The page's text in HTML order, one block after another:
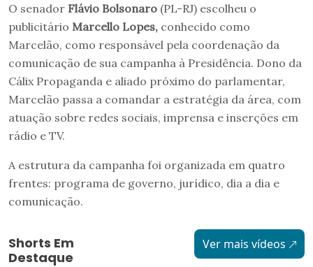
O senador Flávio Bolsonaro (PL-RJ) escolheu o
publicitário Marcello Lopes, conhecido como
Marcelão, como responsável pela coordenação da
comunicação de sua campanha à Presidência. Dono da
Cálix Propaganda e aliado próximo do parlamentar,
Marcelão passa a comandar a estratégia da área, com
atuação sobre redes sociais, imprensa e inserções em
rádio e TV.
A estrutura da campanha foi organizada em quatro
frentes: programa de governo, jurídico, dia a dia e
comunicação.
Shorts Em
Destaque
Ver mais vídeos